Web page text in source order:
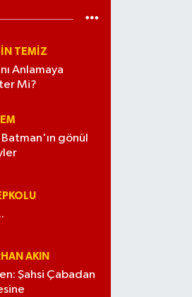
TEMIZ
Anlamaya
Mi?
gönül
AKIN
Şahsi Çabadan